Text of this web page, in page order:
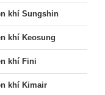
khí Sungshin
khí Keosung
khí Fini
khí Kimair